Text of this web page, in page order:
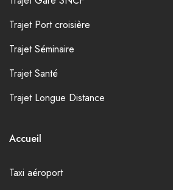
Trajet Port croisière
Trajet Séminaire
Trajet Santé
Trajet Longue Distance
Accueil
Taxi aéroport